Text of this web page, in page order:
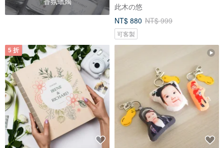
此木の悠
NT$ 880 NT$ 999
可客製
5 折